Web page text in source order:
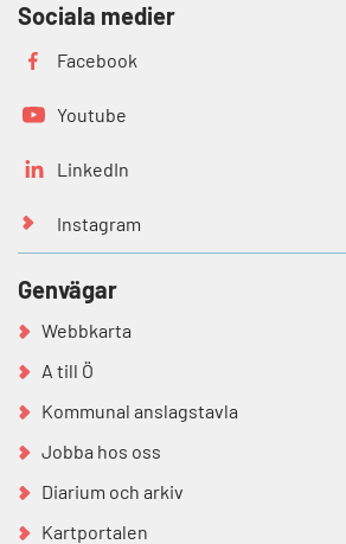
Sociala medier
Facebook
Youtube
LinkedIn
Instagram
Genvägar
Webbkarta
A till Ö
Kommunal anslagstavla
Jobba hos oss
Diarium och arkiv
Kartportalen